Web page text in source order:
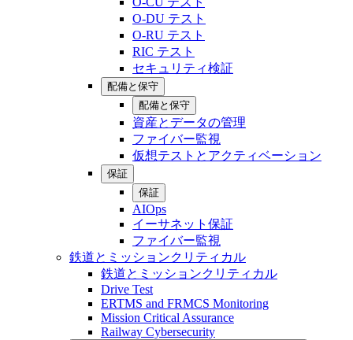
O-DU テスト
O-RU テスト
RIC テスト
セキュリティ検証
配備と保守
配備と保守
資産とデータの管理
ファイバー監視
仮想テストとアクティベーション
保証
保証
AIOps
イーサネット保証
ファイバー監視
鉄道とミッションクリティカル
鉄道とミッションクリティカル
Drive Test
ERTMS and FRMCS Monitoring
Mission Critical Assurance
Railway Cybersecurity